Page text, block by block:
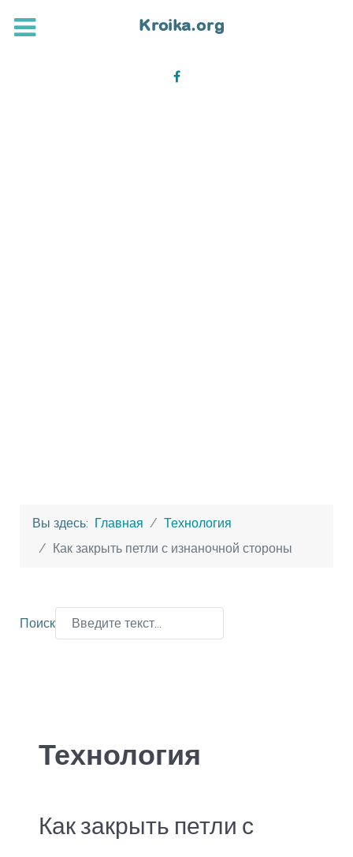
Вы здесь: Главная
Технология
Как закрыть петли с изнаночной стороны
Поиск
Технология
Как закрыть петли с